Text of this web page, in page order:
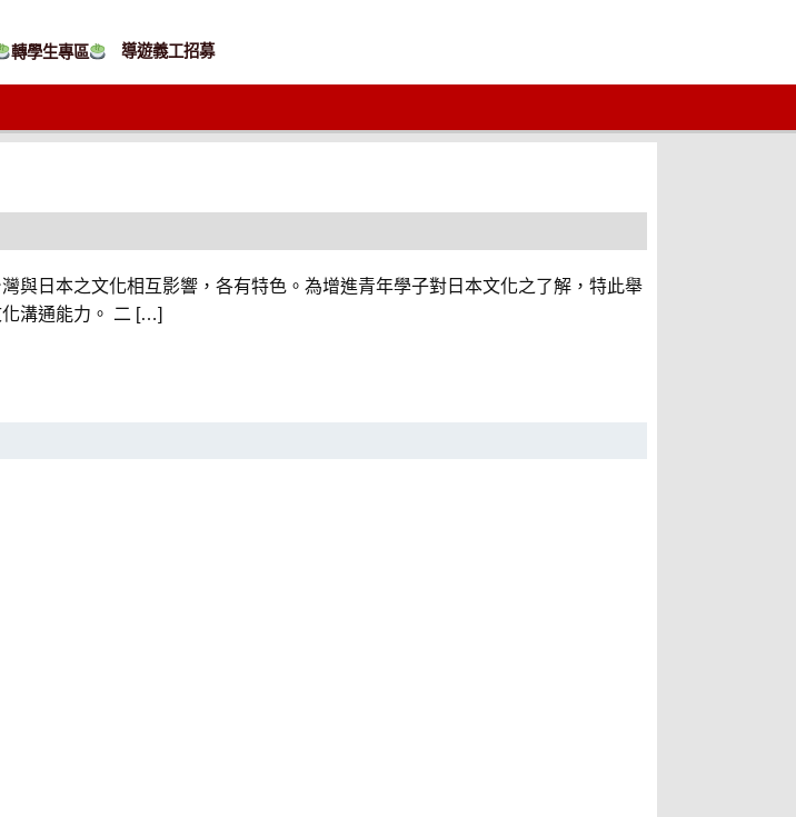
轉學生專區 導遊義工招募
與日本之文化相互影響，各有特色。為增進青年學子對日本文化之了解，特此舉
溝通能力。 二 […]